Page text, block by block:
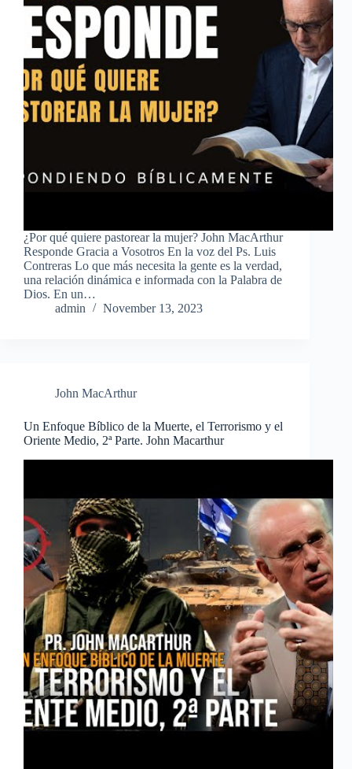
¿Por qué quiere pastorear la mujer? John MacArthur
Responde Gracia a Vosotros En la voz del Ps. Luis
Contreras Lo que más necesita la gente es la verdad,
una relación dinámica e informada con la Palabra de
Dios. En un…
admin
November 13, 2023
John MacArthur
Un Enfoque Bíblico de la Muerte, el Terrorismo y el
Oriente Medio, 2ª Parte. John Macarthur